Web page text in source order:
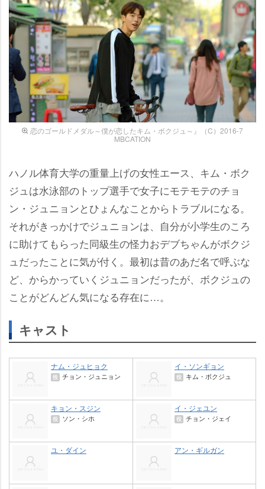
恋のゴールドメダル～僕が恋したキム・ボクジュ～』（C）2016-7
MBCATION
ハノル体育大学の重量上げの女性エース、キム・ボク
ジュは水泳部のトップ選手で女子にモテモテのチョ
ン・ジュニョンとひょんなことからトラブルになる。
それがきっかけでジュニョンは、自分が小学生のころ
に助けてもらった同級生の怪力おデブちゃんがボクジ
ュだったことに気が付く。最初は昔のあだ名で呼ぶな
ど、からかっていくジュニョンだったが、ボクジュの
ことがどんどん気になる存在に…。
キャスト
ナム・ジュヒョク
役 チョン・ジュニョン
イ・ソンギョン
役 キム・ボクジュ
キョン・スジン
役 ソン・シホ
イ・ジェユン
役 チョン・ジェイ
ユ・ダイン アン・ギルガン